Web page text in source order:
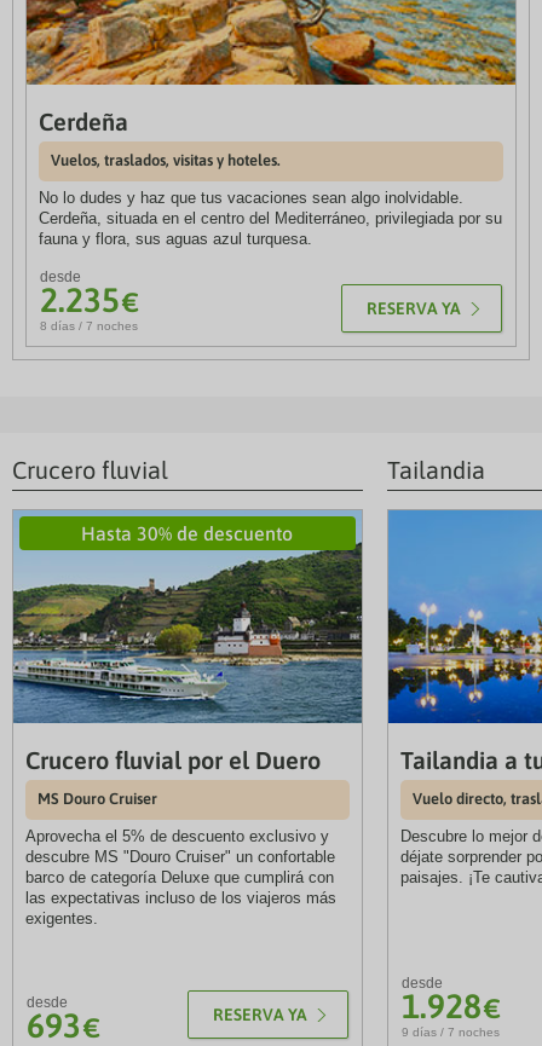
Cerdeña
Vuelos, traslados, visitas y hoteles.
No lo dudes y haz que tus vacaciones sean algo inolvidable.
Cerdeña, situada en el centro del Mediterráneo, privilegiada por su
fauna y flora, sus aguas azul turquesa.
desde
2.235€
8 días / 7 noches
RESERVA YA
Vuelos, traslados, visitas y hoteles
8 días / 7 noches
desde
1.296€
Vuelos, traslados, visitas y hoteles 4*
8 días / 7 noches 1.899 €
Bellezas de Suiza
Vuelos, traslados, visitas y hoteles
Crucero fluvial
Hasta 30% de descuento
Crucero fluvial por el Duero
MS Douro Cruiser
Aprovecha el 5% de descuento exclusivo y
descubre MS "Douro Cruiser" un confortable
barco de categoría Deluxe que cumplirá con
las expectativas incluso de los viajeros más
exigentes.
desde
693€ RESERVA YA
Tailandia
Tailandia a
Vuelo directo,
Descubre lo mejor
déjate sorprender
paisajes. ¡Te
desde
1.928€
9 días / 7 noches